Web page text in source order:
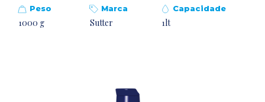
Peso
1000 g
Marca
Sutter
Capacidade
1lt